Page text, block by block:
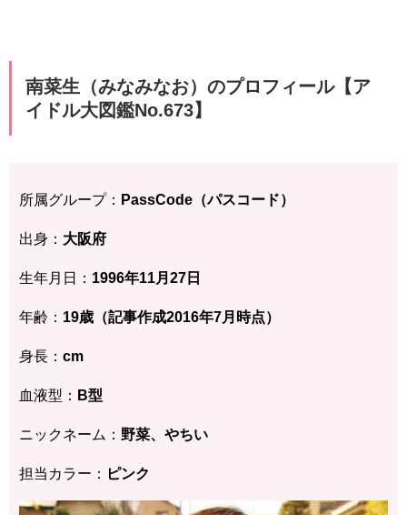
南菜生（みなみなお）のプロフィール【ア
イドル大図鑑No.673】
所属グループ： PassCode（パスコード）
出身： 大阪府
生年月日： 1996年11月27日
年齢： 19歳（記事作成2016年7月時点）
身長： cm
血液型： B型
ニックネーム： 野菜、やちい
担当カラー： ピンク